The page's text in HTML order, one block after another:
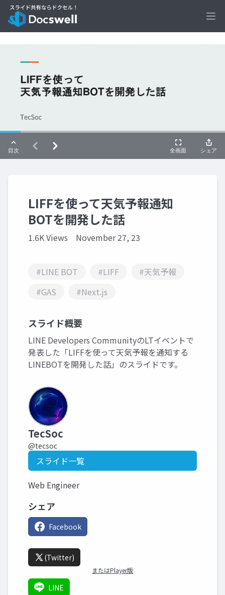
LIFFを使って天気予報通知
BOTを開発した話
1.6K Views November 27, 23
#LINE BOT #LIFF
#天気予報
#GAS
#Next.js
スライド概要
LINE Developers CommunityのLTイベントで
発表した「LIFFを使って天気予報を通知する
LINEBOTを開発した話」のスライドです。
TecSoc
@tecsoc
スライド一覧
Web Engineer
シェア
Facebook
(Twitter)
またはPlayer版
LINE